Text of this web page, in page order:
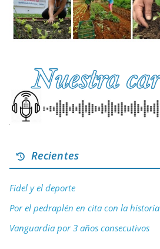
Recientes
Fidel y el deporte
Por el pedraplén en cita con la historia
Vanguardia por 3 años consecutivos